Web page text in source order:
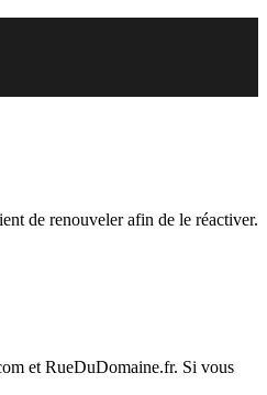
de renouveler afin de le réactiver.
et RueDuDomaine.fr. Si vous